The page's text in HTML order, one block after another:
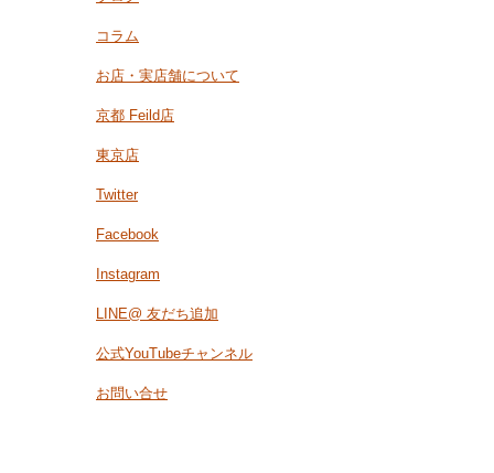
コラム
お店・実店舗について
京都 Feild店
東京店
Twitter
Facebook
Instagram
LINE@ 友だち追加
公式YouTubeチャンネル
お問い合せ